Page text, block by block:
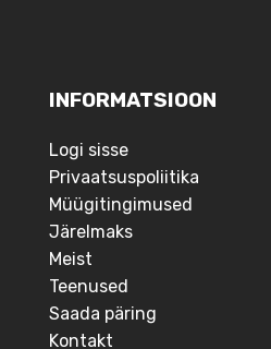
INFORMATSIOON
Logi sisse
Privaatsuspoliitika
Müügitingimused
Järelmaks
Meist
Teenused
Saada päring
Kontakt